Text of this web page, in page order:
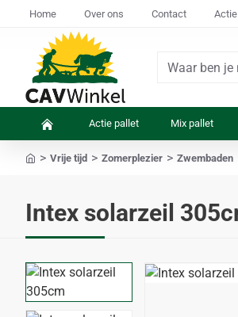
Home Over ons Contact Actie
Waar
Actie pallet Mix pallet
Intex solarzeil
Vrije tijd Zomerplezier Zwembaden